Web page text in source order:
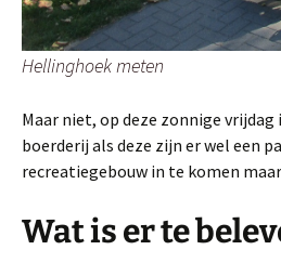
Hellinghoek meten
Maar niet, op deze zonnige vrijdag
boerderij als deze zijn er wel een
recreatiegebouw in te komen
Wat is er te